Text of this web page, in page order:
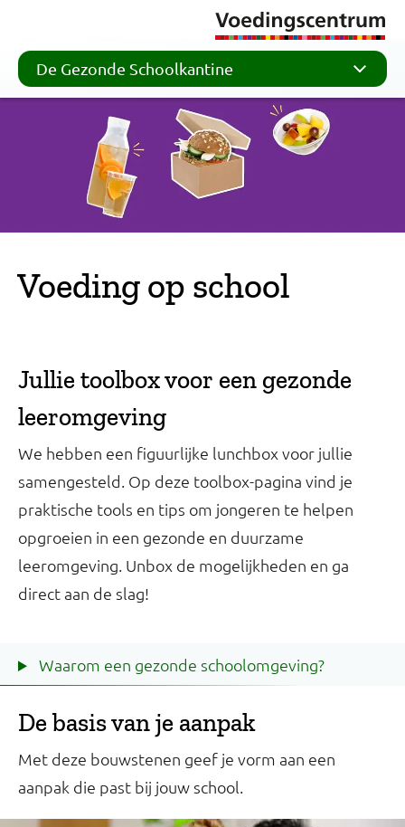
Voeding op school
De Gezonde Schoolkantine
Jullie toolbox voor een gezonde
leeromgeving
We hebben een figuurlijke lunchbox voor jullie
samengesteld. Op deze toolbox-pagina vind je
praktische tools en tips om jongeren te helpen
opgroeien in een gezonde en duurzame
leeromgeving. Unbox de mogelijkheden en ga
direct aan de slag!
Waarom een gezonde schoolomgeving?
De basis van je aanpak
Met deze bouwstenen geef je vorm aan een
aanpak die past bij jouw school.